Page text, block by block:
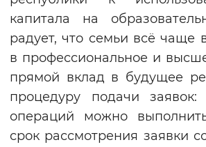
капитала на
радует, что семьи всё чаще
в профессиональное и
прямой вклад в будущее
процедуру подачи заявок:
операций можно
срок рассмотрения заявки